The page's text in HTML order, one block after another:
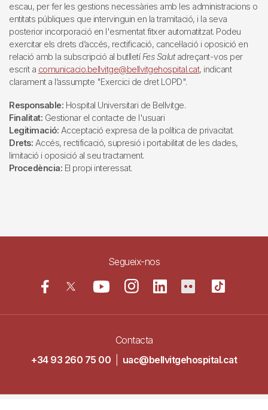
escau, per fer les gestions necessàries amb les administracions o
entitats públiques que intervinguin en la tramitació, i la seva
posterior incorporació en l'esmentat fitxer automatitzat. Podeu
exercitar els drets d’accés, rectificació, cancel·lació i oposició en
relació amb la subscripció al butlletí Fes Salutadreçant-vos per
escrit a comunicacio.bellvitge@bellvitgehospital.cat, indicant
clarament a l’assumpte "Exercici de dret LOPD".
Responsable: Hospital Universitari de Bellvitge.
Finalitat: Gestionar el contacte de l'usuari
Legitimació: Acceptació expresa de la política de privacitat.
Drets: Accés, rectificació, supresió i portabilitat de les dades,
limitació i oposició al seu tractament.
Procedència: El propi interessat.
Segueix-nos
Contacta
+34 93 260 75 00
uac@bellvitgehospital.cat